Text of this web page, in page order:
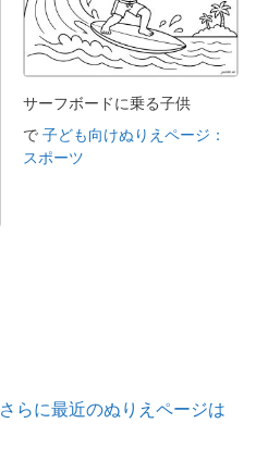
サーフボードに乗る子供
で 子ども向けぬりえページ：
スポーツ
さらに最近のぬりえページは